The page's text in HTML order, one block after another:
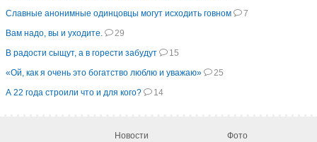
Славные анонимные одинцовцы могут исходить говном
7
Вам надо, вы и уходите.
29
В радости сыщут, а в горести забудут
15
«Ой, как я очень это богатство люблю и уважаю»
25
А 22 года строили что и для кого?
14
Новости
Фото